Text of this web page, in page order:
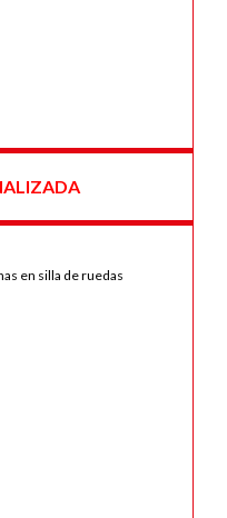
en silla de ruedas